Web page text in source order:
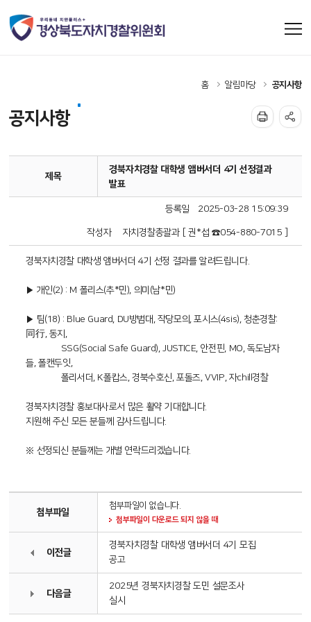
홈 알림마당 공지사항
공지사항
제목
경북자치경찰 대학생 앰버서더 4기 선정결과
발표
등록일 2025-03-28 15:09:39
작성자 자치경찰총괄과 [ 권*섭 ☎054-880-7015 ]
경북자치경찰 대학생 앰버서더 4기 선정 결과를 알려드립니다.
▶ 개인(2) : M 폴리스(추*민), 의미(남*민)
▶ 팀(18) : Blue Guard, DU방범대, 작당모의, 포시스(4sis), 청춘경찰:
同行, 동지,
SSG(Social Safe Guard), JUSTICE, 안전핀, MO, 독도남자
들, 폴캔두잇,
폴리서더, K폴캅스, 경북수호신, 포돌즈, VVIP, 자chill경찰
경북자치경찰 홍보대사로서 많은 활약 기대합니다.
지원해 주신 모든 분들께 감사드립니다.
※ 선정되신 분들께는 개별 연락드리겠습니다.
첨부파일
첨부파일이 없습니다.
첨부파일이 다운로드 되지 않을 때
이전글
경북자치경찰 대학생 앰버서더 4기 모집
공고
다음글
2025년 경북자치경찰 도민 설문조사
실시